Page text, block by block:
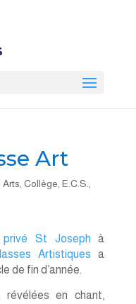
Art
Arts Collège E.C.S.
privé St Joseph à
Artistiques a
de fin d’année.
en chant,